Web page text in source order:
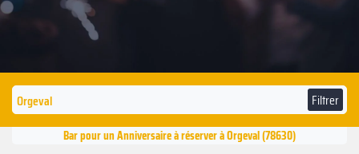
Filtrer
Bar pour un Anniversaire à réserver à Orgeval (78630)